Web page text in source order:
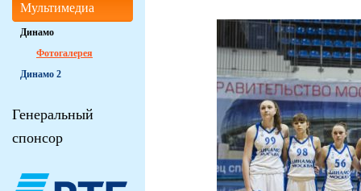
Мультимедиа
Динамо
Фотогалерея
Динамо 2
Генеральный
спонсор